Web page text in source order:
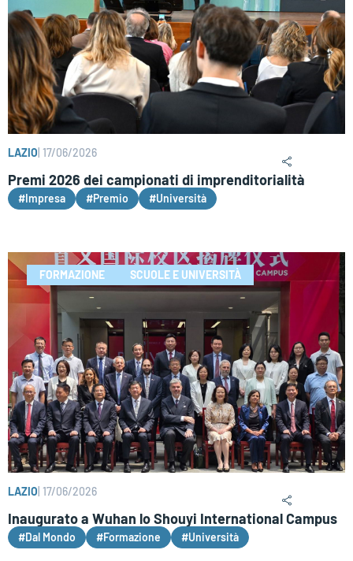
LAZIO 17/06/2026
Premi 2026 dei campionati di imprenditorialità
#Impresa #Premio #Università
FORMAZIONE SCUOLE E UNIVERSITÀ
LAZIO 17/06/2026
Inaugurato a Wuhan lo Shouyi International Campus
#Dal Mondo #Formazione #Università